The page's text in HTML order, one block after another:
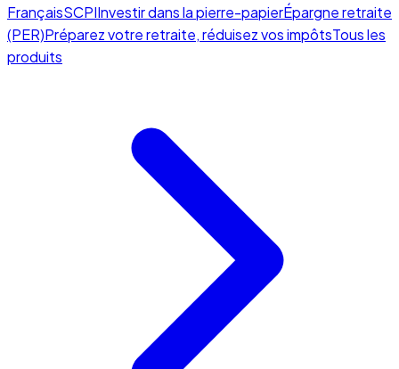
FrançaisSCPIInvestir dans la pierre-papierÉpargne retraite
(PER)Préparez votre retraite, réduisez vos impôtsTous les
produits